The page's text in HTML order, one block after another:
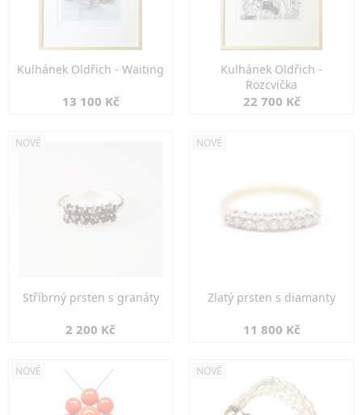
Kulhánek Oldřich - Waiting
13 100 Kč
Kulhánek Oldřich -
Rozcvička
22 700 Kč
NOVÉ
Stříbrný prsten s granáty
2 200 Kč
NOVÉ
Zlatý prsten s diamanty
11 800 Kč
NOVÉ NOVÉ